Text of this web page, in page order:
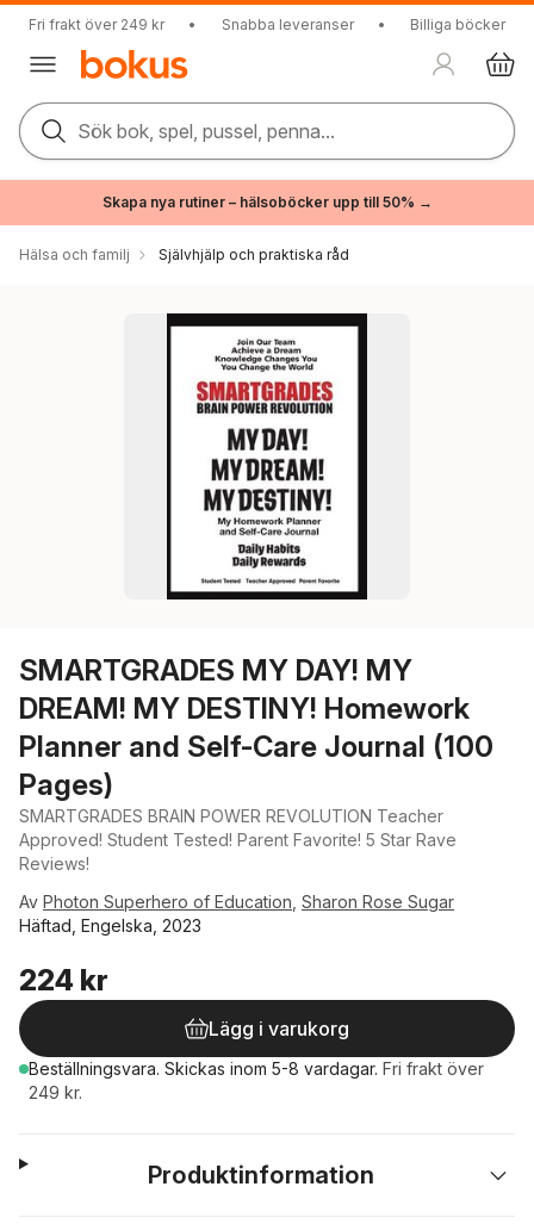
Fri frakt över 249 kr • Snabba leveranser • Billiga böcker
Sök bok, spel, pussel, penna...
Skapa nya rutiner – hälsoböcker upp till 50% →
Hälsa och familj Självhjälp och praktiska råd
SMARTGRADES MY DAY! MY
DREAM! MY DESTINY! Homework
Planner and Self-Care Journal (100
Pages)
SMARTGRADES BRAIN POWER REVOLUTION Teacher
Approved! Student Tested! Parent Favorite! 5 Star Rave
Reviews!
Av Photon Superhero of Education Sharon Rose Sugar
Häftad, Engelska, 2023
224 kr
Lägg i varukorg
Beställningsvara. Skickas inom 5-8 vardagar. Fri frakt över
249 kr.
Produktinformation